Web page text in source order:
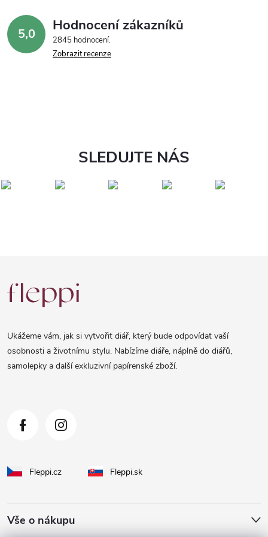
5,0 Hodnocení zákazníků
2845 hodnocení
Zobrazit recenze
SLEDUJTE NÁS
á
Ukážeme vám, jak si vytvořit diář, který bude odpovídat vaší
osobnosti a životnímu stylu. Nabízíme diáře, náplně do diářů,
samolepky a další exkluzivní papírenské zboží.
Fleppi.cz Fleppi.sk
Vše o nákupu